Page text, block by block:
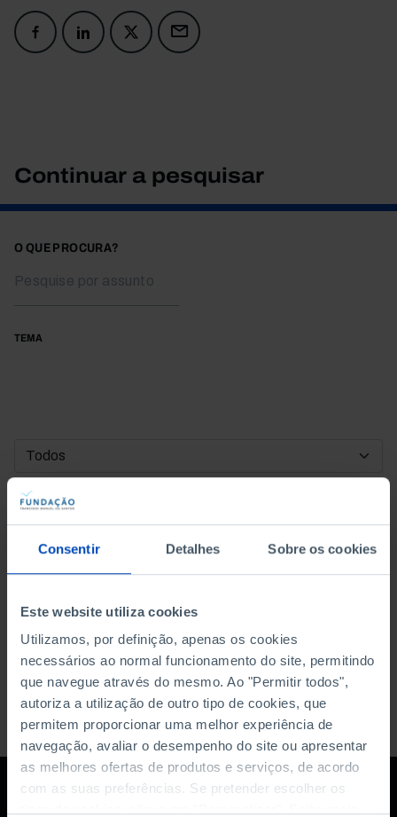
Consentir Detalhes Sobre os cookies
Este website utiliza cookies
Utilizamos, por definição, apenas os cookies
necessários ao normal funcionamento do site, permitindo
que navegue através do mesmo. Ao "Permitir todos",
autoriza a utilização de outro tipo de cookies, que
permitem proporcionar uma melhor experiência de
navegação, avaliar o desempenho do site ou apresentar
as melhores ofertas de produtos e serviços, de acordo
com as suas preferências. Se pretender escolher os
Continuar a pesquisar
O QUE PROCURA?
TEMA
DATA DE INÍCIO
DATA DE FIM